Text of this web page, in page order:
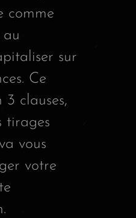
comme
au
sur
Ce
3 clauses,
tirages
vous
votre